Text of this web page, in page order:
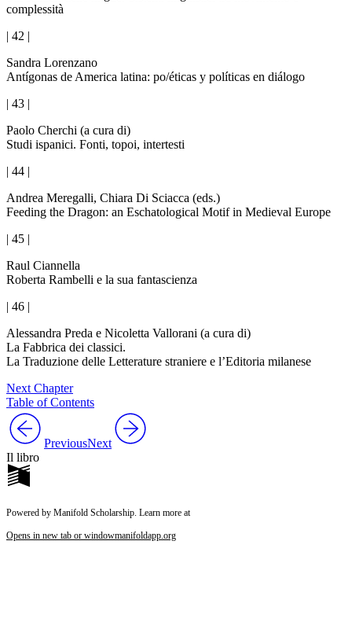
complessità
| 42 |
Sandra Lorenzano
Antígonas de America latina: po/éticas y políticas en diálogo
| 43 |
Paolo Cherchi (a cura di)
Studi ispanici. Fonti, topoi, intertesti
| 44 |
Andrea Meregalli, Chiara Di Sciacca (eds.)
Feeding the Dragon: an Eschatological Motif in Medieval Europe
| 45 |
Raul Ciannella
Roberta Rambelli e la sua fantascienza
| 46 |
Alessandra Preda e Nicoletta Vallorani (a cura di)
La Fabbrica dei classici.
La Traduzione delle Letterature straniere e l’Editoria milanese
Next Chapter
Table of Contents
PreviousNext
Il libro
Powered by Manifold Scholarship. Learn more at
Opens in new tab or windowmanifoldapp.org